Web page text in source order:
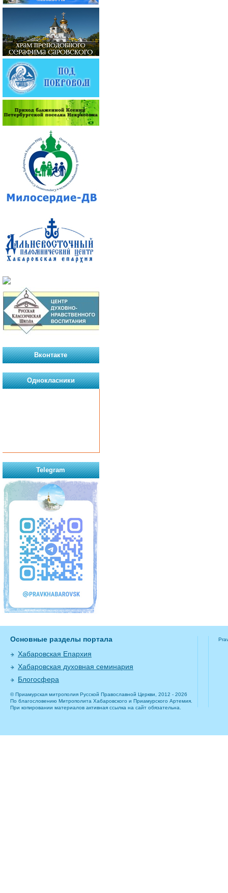
Вконтакте
Однокласники
Telegram
Основные разделы портала
Хабаровская Епархия
Хабаровская духовная семинария
Блогосфера
© Приамурская митрополия Русской Православной Церкви, 2012 - 2026
По благословению Митрополита Хабаровского и Приамурского Артемия.
При копировании материалов активная ссылка на сайт обязательна.